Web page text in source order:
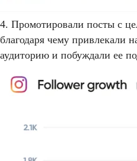
4. Промотировали посты с
благодаря чему привлекали
аудиторию и побуждали ее